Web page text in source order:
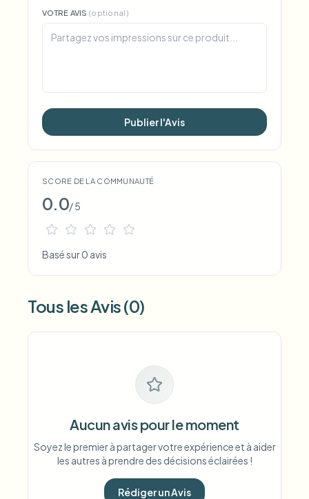
VOTRE AVIS (optional)
Publier l'Avis
SCORE DE LA COMMUNAUTÉ
0.0/ 5
Basé sur 0 avis
Tous les Avis (0)
Aucun avis pour le moment
Soyez le premier à partager votre expérience et à aider
les autres à prendre des décisions éclairées !
Rédiger un Avis